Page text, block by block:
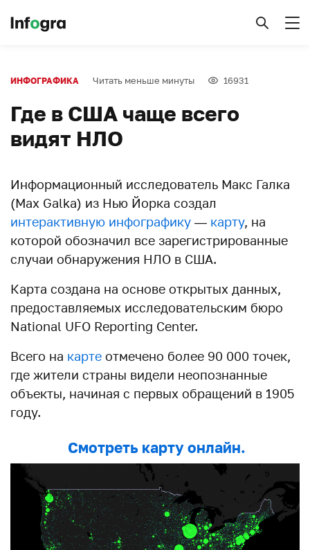
ИНФОГРАФИКА Читать меньше минуты 16931
Где в США чаще всего
видят НЛО
Информационный исследователь Макс Галка
(Max Galka) из Нью Йорка создал
интерактивную инфографику — карту, на
которой обозначил все зарегистрированные
случаи обнаружения НЛО в США.
Карта создана на основе открытых данных,
предоставляемых исследовательским бюро
National UFO Reporting Center.
Всего на карте отмечено более 90 000 точек,
где жители страны видели неопознанные
объекты, начиная с первых обращений в 1905
году.
Смотреть карту онлайн.